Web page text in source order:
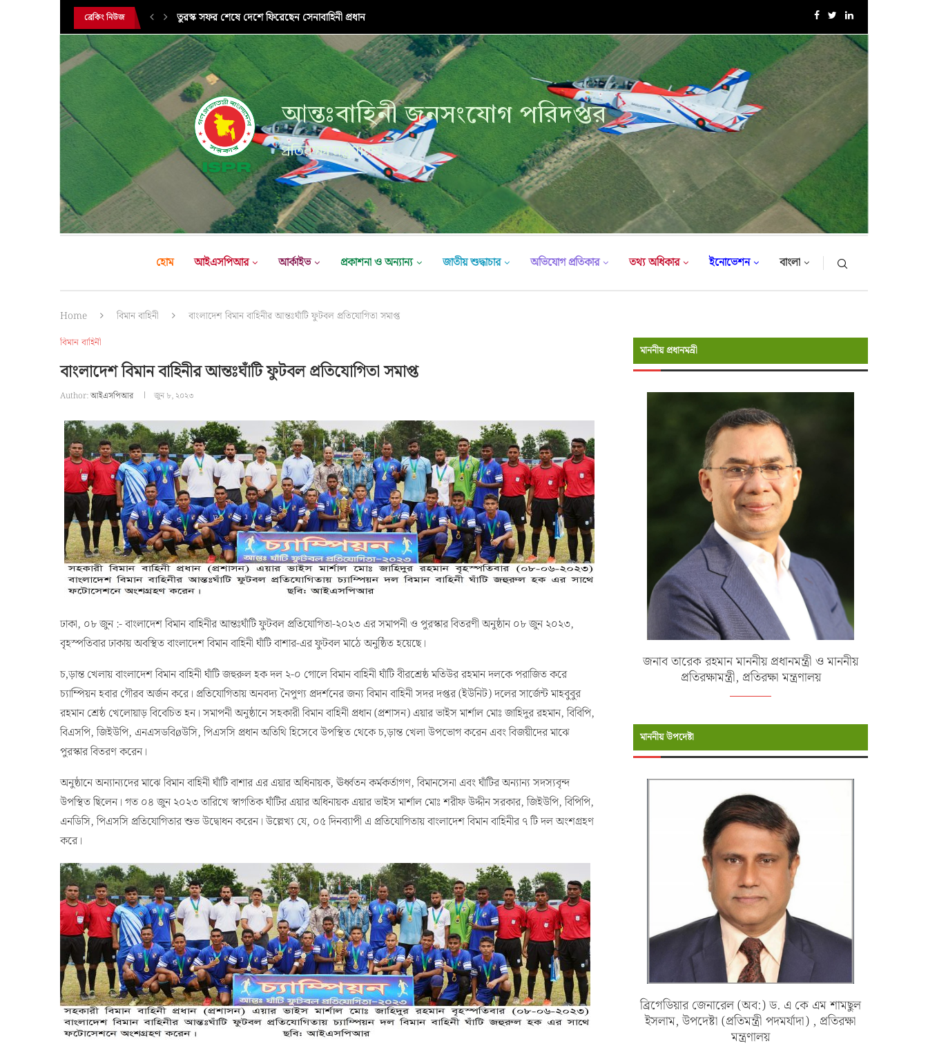
ব্রেকিং নিউজ সরকারি সফরে তুরস্ক গমন করলেন সেনাবাহিনী প্রধান এক্সারসাইজ টাইগার লাইটনিং-২০২৬ এর উদ্বোধনী অনুষ্ঠান
আন্তঃবাহিনী জনসংযোগ পরিদপ্তর
প্রতিরক্ষা মন্ত্রণালয়
হোম আইএসপিআর আর্কাইভ প্রকাশনা ও অন্যান্য জাতীয় শুদ্ধাচার অভিযোগ প্রতিকার তথ্য অধিকার ইনোভেশন বাংলা
Home বিমান বাহিনী বাংলাদেশ বিমান বাহিনীর আন্তঃঘাঁটি ফুটবল প্রতিযোগিতা সমাপ্ত
বিমান বাহিনী
বাংলাদেশ বিমান বাহিনীর আন্তঃঘাঁটি ফুটবল প্রতিযোগিতা সমাপ্ত
Author:আইএসপিআর জুন ৮, ২০২৩
ঢাকা, ০৮ জুন :- বাংলাদেশ বিমান বাহিনীর আন্তঃঘাঁটি ফুটবল প্রতিযোগিতা-২০২৩ এর সমাপনী ও পুরস্কার বিতরণী অনুষ্ঠান ০৮ জুন ২০২৩,
বৃহস্পতিবার ঢাকায় অবস্থিত বাংলাদেশ বিমান বাহিনী ঘাঁটি বাশার-এর ফুটবল মাঠে অনুষ্ঠিত হয়েছে।
চ‚ড়ান্ত খেলায় বাংলাদেশ বিমান বাহিনী ঘাঁটি জহুরুল হক দল ২-০ গোলে বিমান বাহিনী ঘাঁটি বীরশ্রেষ্ঠ মতিউর রহমান দলকে পরাজিত করে
চ্যাম্পিয়ন হবার গৌরব অর্জন করে। প্রতিযোগিতায় অনবদ্য নৈপুণ্য প্রদর্শনের জন্য বিমান বাহিনী সদর দপ্তর (ইউনিট) দলের সার্জেন্ট মাহবুবুর
রহমান শ্রেষ্ঠ খেলোয়াড় বিবেচিত হন। সমাপনী অনুষ্ঠানে সহকারী বিমান বাহিনী প্রধান (প্রশাসন) এয়ার ভাইস মার্শাল মোঃ জাহিদুর রহমান, বিবিপি,
বিএসপি, জিইউপি, এনএসডবিøউসি, পিএসসি প্রধান অতিথি হিসেবে উপস্থিত থেকে চ‚ড়ান্ত খেলা উপভোগ করেন এবং বিজয়ীদের মাঝে
পুরস্কার বিতরণ করেন।
অনুষ্ঠানে অন্যান্যদের মাঝে বিমান বাহিনী ঘাঁটি বাশার এর এয়ার অধিনায়ক, ঊর্ধ্বতন কর্মকর্তাগণ, বিমানসেনা এবং ঘাঁটির অন্যান্য সদস্যবৃন্দ
উপস্থিত ছিলেন। গত ০৪ জুন ২০২৩ তারিখে স্বাগতিক ঘাঁটির এয়ার অধিনায়ক এয়ার ভাইস মার্শাল মোঃ শরীফ উদ্দীন সরকার, জিইউপি, বিপিপি,
এনডিসি, পিএসসি প্রতিযোগিতার শুভ উদ্বোধন করেন। উল্লেখ্য যে, ০৫ দিনব্যাপী এ প্রতিযোগিতায় বাংলাদেশ বিমান বাহিনীর ৭ টি দল অংশগ্রহণ
করে।
মাননীয় প্রধানমন্রী
জনাব তারেক রহমান মাননীয় প্রধানমন্ত্রী ও মাননীয়
প্রতিরক্ষামন্ত্রী, প্রতিরক্ষা মন্ত্রণালয়
মাননীয় উপদেষ্টা
ব্রিগেডিয়ার জেনারেল (অব:) ড. এ কে এম শামছুল
ইসলাম, উপদেষ্টা (প্রতিমন্ত্রী পদমর্যাদা) , প্রতিরক্ষা
মন্ত্রণালয়